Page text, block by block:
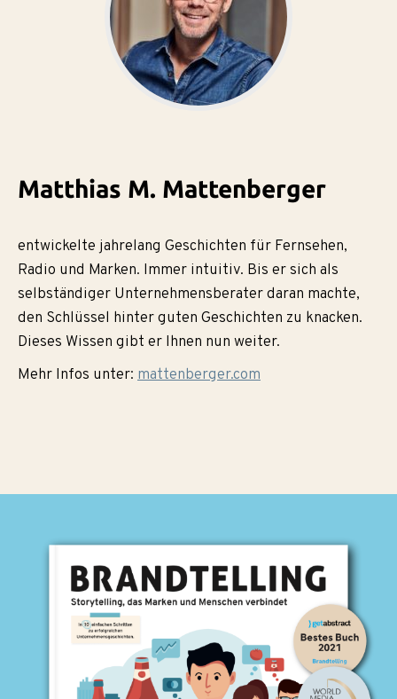
Matthias M. Mattenberger
entwickelte jahrelang Geschichten für Fernsehen,
Radio und Marken. Immer intuitiv. Bis er sich als
selbständiger Unternehmensberater daran machte,
den Schlüssel hinter guten Geschichten zu knacken.
Dieses Wissen gibt er Ihnen nun weiter.
Mehr Infos unter: mattenberger.com